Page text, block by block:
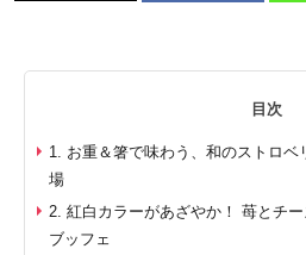
目次
1. お重＆箸で味わう、和のストロ
場
2. 紅白カラーがあざやか！ 苺とチ
ブッフェ